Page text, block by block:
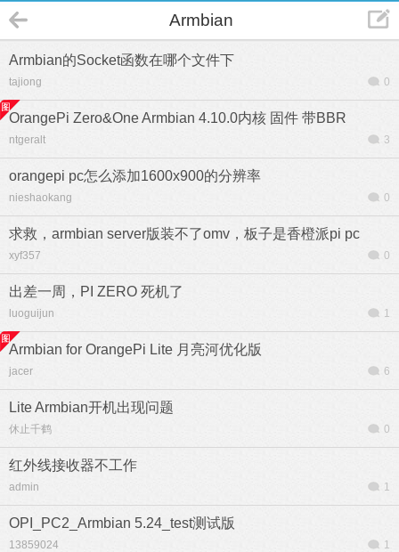
Armbian
Armbian的Socket函数在哪个文件下
tajiong 0
OrangePi Zero&One Armbian 4.10.0内核 固件 带BBR
ntgeralt 3
orangepi pc怎么添加1600x900的分辨率
nieshaokang 0
求救，armbian server版装不了omv，板子是香橙派pi pc
xyf357 0
出差一周，PI ZERO 死机了
luoguijun 1
Armbian for OrangePi Lite 月亮河优化版
jacer 6
Lite Armbian开机出现问题
休止千鹤 0
红外线接收器不工作
admin 1
OPI_PC2_Armbian 5.24_test测试版
13859024 1